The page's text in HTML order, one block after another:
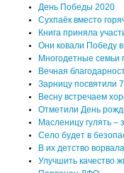
День Победы 2020
Сухпаёк вместо
Книга приняла
Они ковали Победу
Многодетные семьи
Вечная
Зарницу посвятили
Весну встречаем
Отметили День
Масленицу гулять –
Село будет в
В их детство
Улучшить качество